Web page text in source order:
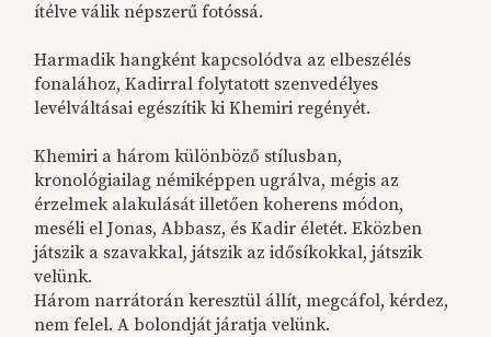
ítélve válik népszerű fotóssá.
Harmadik hangként kapcsolódva az elbeszélés
fonalához, Kadirral folytatott szenvedélyes
levélváltásai egészítik ki Khemiri regényét.
Khemiri a három különböző stílusban,
kronológiailag némiképpen ugrálva, mégis az
érzelmek alakulását illetően koherens módon,
meséli el Jonas, Abbasz, és Kadir életét. Eközben
játszik a szavakkal, játszik az idősíkokkal, játszik
velünk.
Három narrátorán keresztül állít, megcáfol, kérdez,
nem felel. A bolondját járatja velünk.